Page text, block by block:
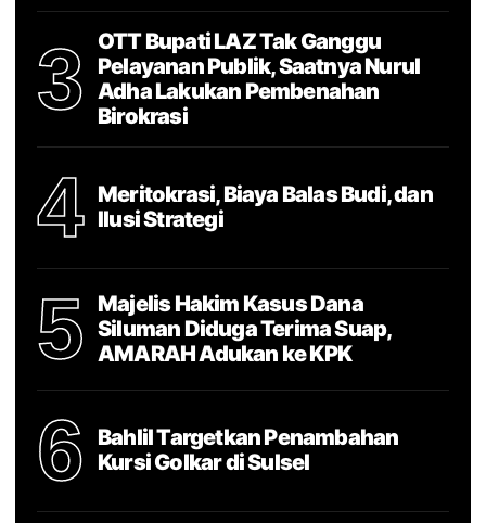
3
OTT Bupati LAZ Tak Ganggu
Pelayanan Publik, Saatnya Nurul
Adha Lakukan Pembenahan
Birokrasi
4
Meritokrasi, Biaya Balas Budi, dan
Ilusi Strategi
5
Majelis Hakim Kasus Dana
Siluman Diduga Terima Suap,
AMARAH Adukan ke KPK
6
Bahlil Targetkan Penambahan
Kursi Golkar di Sulsel